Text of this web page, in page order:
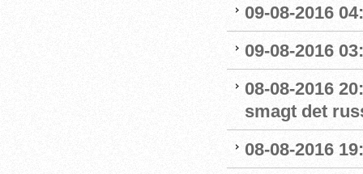
09-08-2016
09-08-2016
08-08-2016
smagt det
08-08-2016